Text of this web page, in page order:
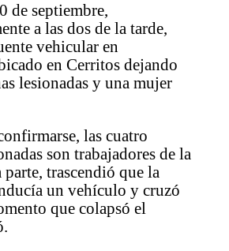
de septiembre,
a las dos de la tarde,
vehicular en
en Cerritos dejando
lesionadas y una mujer
las cuatro
son trabajadores de la
trascendió que la
un vehículo y cruzó
que colapsó el